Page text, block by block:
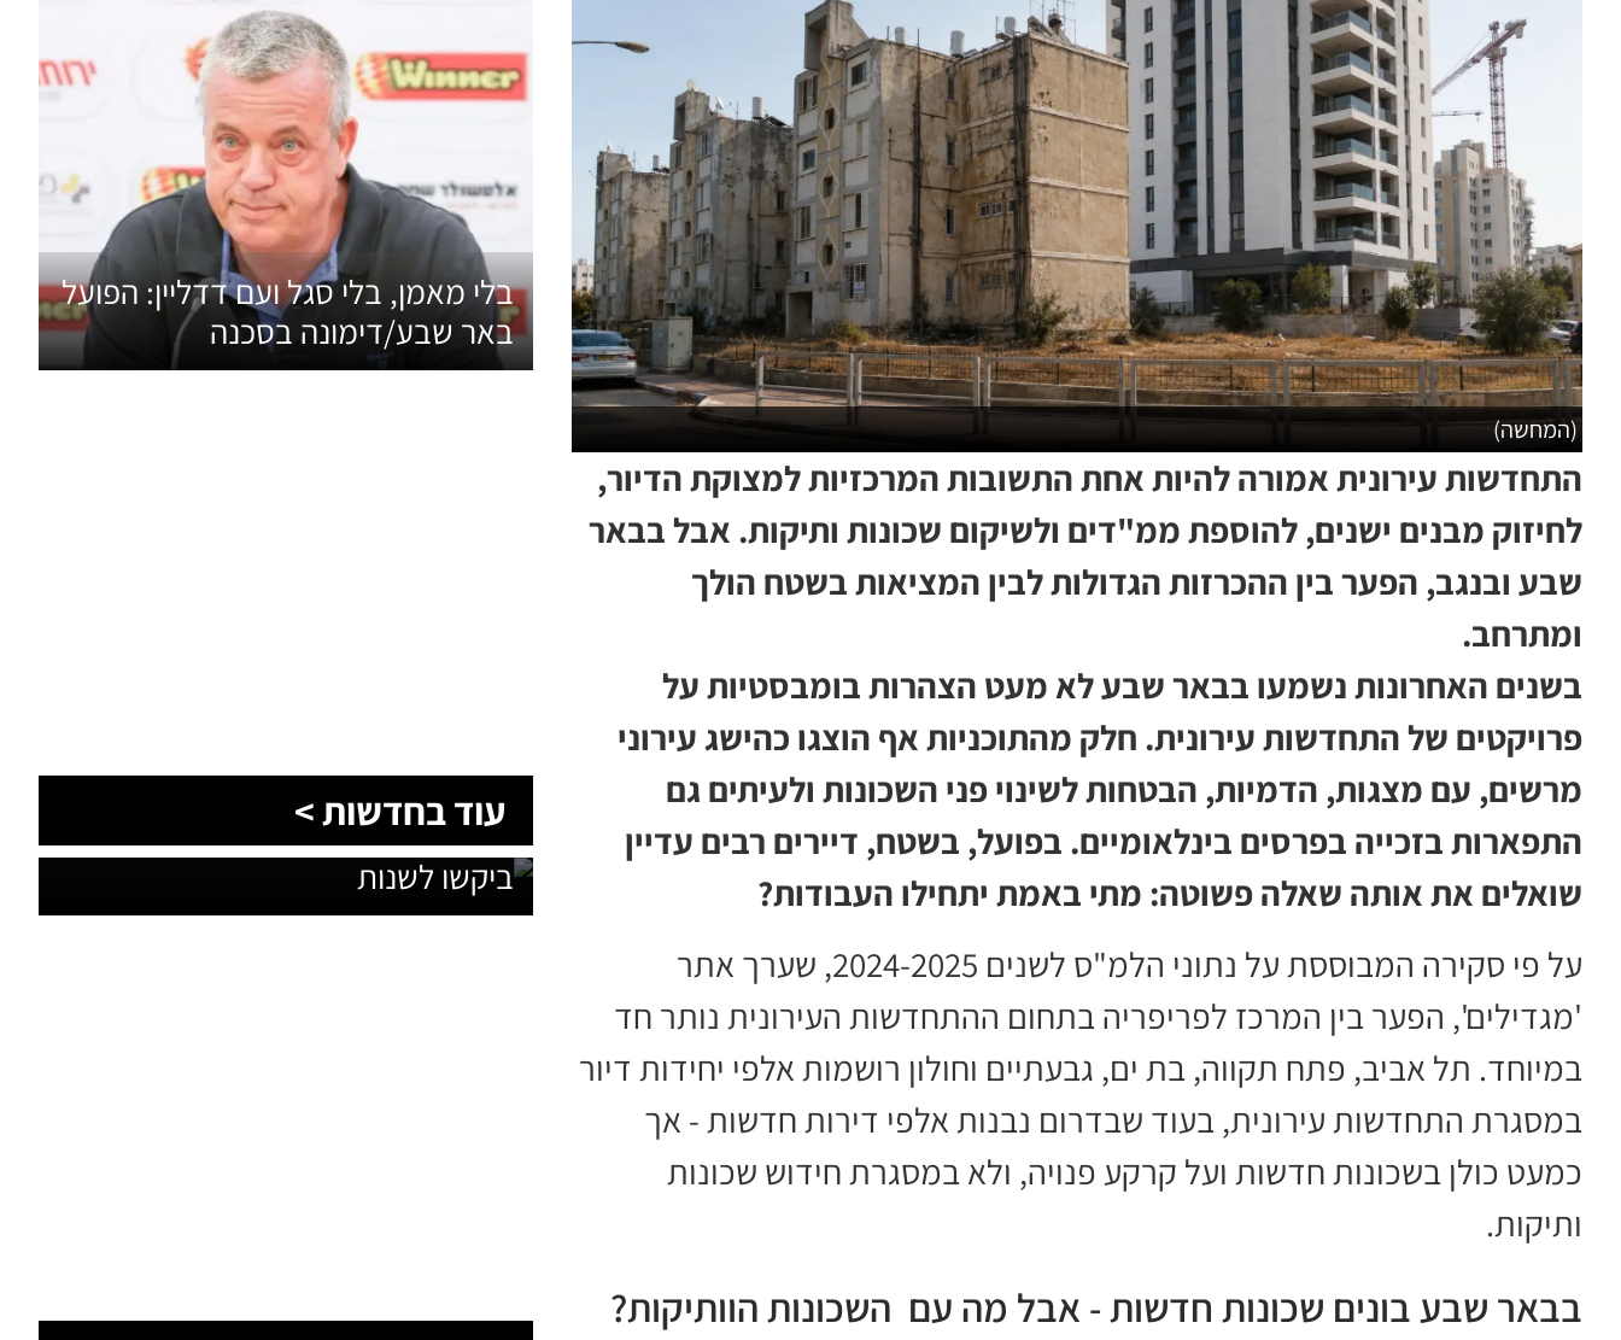
(המחשה)
התחדשות עירונית אמורה להיות אחת התשובות המרכזיות למצוקת הדיור,
לחיזוק מבנים ישנים, להוספת ממ"דים ולשיקום שכונות ותיקות. אבל בבאר
שבע ובנגב, הפער בין ההכרזות הגדולות לבין המציאות בשטח הולך
ומתרחב.
בשנים האחרונות נשמעו בבאר שבע לא מעט הצהרות בומבסטיות על
פרויקטים של התחדשות עירונית. חלק מהתוכניות אף הוצגו כהישג עירוני
מרשים, עם מצגות, הדמיות, הבטחות לשינוי פני השכונות ולעיתים גם
התפארות בזכייה בפרסים בינלאומיים. בפועל, בשטח, דיירים רבים עדיין
שואלים את אותה שאלה פשוטה: מתי באמת יתחילו העבודות?
על פי סקירה המבוססת על נתוני הלמ"ס לשנים 2024-2025, שערך אתר
'מגדילים', הפער בין המרכז לפריפריה בתחום ההתחדשות העירונית נותר חד
במיוחד. תל אביב, פתח תקווה, בת ים, גבעתיים וחולון רושמות אלפי יחידות דיור
במסגרת התחדשות עירונית, בעוד שבדרום נבנות אלפי דירות חדשות - אך
כמעט כולן בשכונות חדשות ועל קרקע פנויה, ולא במסגרת חידוש שכונות
ותיקות.
בבאר שבע בונים שכונות חדשות - אבל מה עם השכונות הוותיקות?
בלי מאמן, בלי סגל ועם דדליין: הפועל
באר שבע/דימונה בסכנה
הסעות בדרום 2026: כך מתכננים